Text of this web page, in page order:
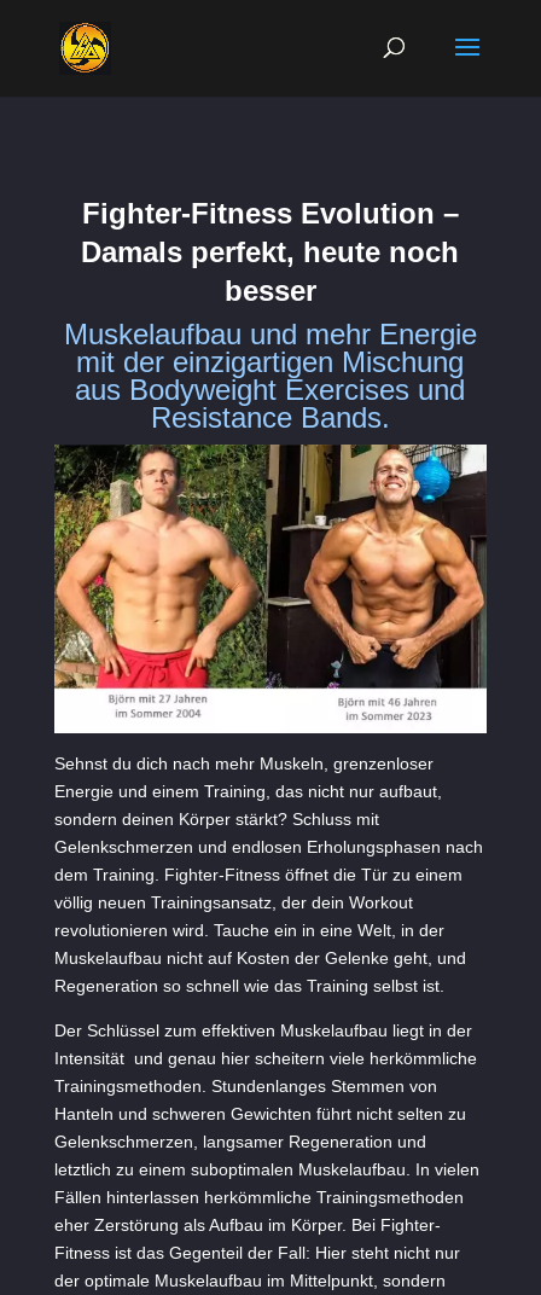
Fighter-Fitness Evolution –
Damals perfekt, heute noch
besser
Muskelaufbau und mehr Energie
mit der einzigartigen Mischung
aus Bodyweight Exercises und
Resistance Bands.
Sehnst du dich nach mehr Muskeln, grenzenloser
Energie und einem Training, das nicht nur aufbaut,
sondern deinen Körper stärkt? Schluss mit
Gelenkschmerzen und endlosen Erholungsphasen nach
dem Training. Fighter-Fitness öffnet die Tür zu einem
völlig neuen Trainingsansatz, der dein Workout
revolutionieren wird. Tauche ein in eine Welt, in der
Muskelaufbau nicht auf Kosten der Gelenke geht, und
Regeneration so schnell wie das Training selbst ist.
Der Schlüssel zum effektiven Muskelaufbau liegt in der
Intensität und genau hier scheitern viele herkömmliche
Trainingsmethoden. Stundenlanges Stemmen von
Hanteln und schweren Gewichten führt nicht selten zu
Gelenkschmerzen, langsamer Regeneration und
letztlich zu einem suboptimalen Muskelaufbau. In vielen
Fällen hinterlassen herkömmliche Trainingsmethoden
eher Zerstörung als Aufbau im Körper. Bei Fighter-
Fitness ist das Gegenteil der Fall: Hier steht nicht nur
der optimale Muskelaufbau im Mittelpunkt, sondern